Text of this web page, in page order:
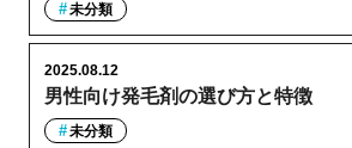
未分類
男性向け発毛剤の選び方と特徴
2025.08.12
未分類